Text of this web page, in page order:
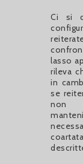
Ci si
lasso
rileva
in
se
non